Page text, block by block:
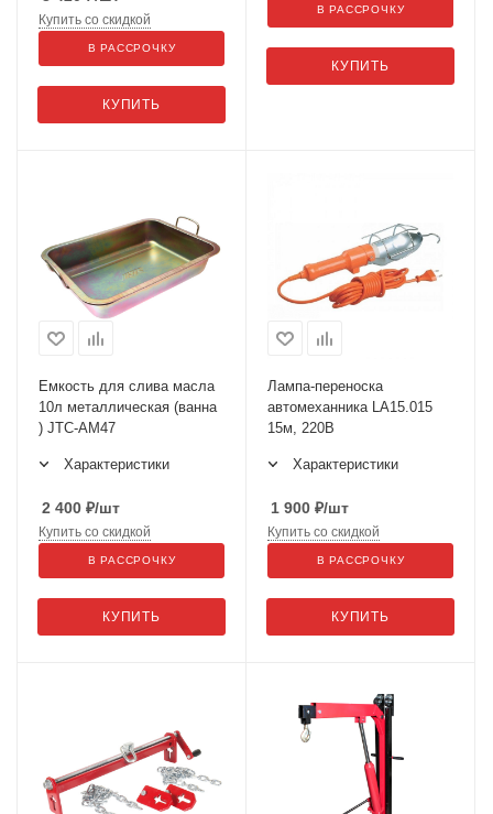
КУПИТЬ
Купить со скидкой
В РАССРОЧКУ
КУПИТЬ
В РАССРОЧКУ
Емкость для слива масла
10л металлическая (ванна
) JTC-AM47
Характеристики
2 400 ₽/шт
КУПИТЬ
Купить со скидкой
В РАССРОЧКУ
Лампа-переноска
автомеханника LA15.015
15м, 220В
Характеристики
1 900 ₽/шт
КУПИТЬ
Купить со скидкой
В РАССРОЧКУ